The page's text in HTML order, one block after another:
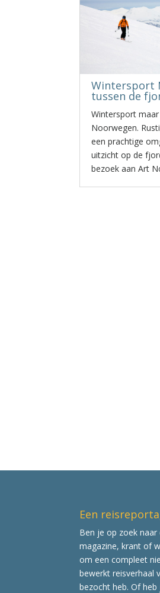
Wintersport
tussen de
Wintersport
Noorwegen.
een prachtige
uitzicht op de
bezoek aan Art
Een
Ben je op zoek
magazine, krant of
om een compleet
bewerkt reisverhaal
bezocht heb. Of